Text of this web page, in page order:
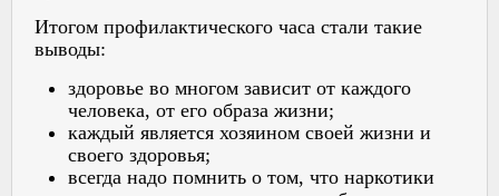
Итогом профилактического часа стали такие
выводы:
здоровье во многом зависит от каждого
человека, от его образа жизни;
каждый является хозяином своей жизни и
своего здоровья;
всегда надо помнить о том, что наркотики